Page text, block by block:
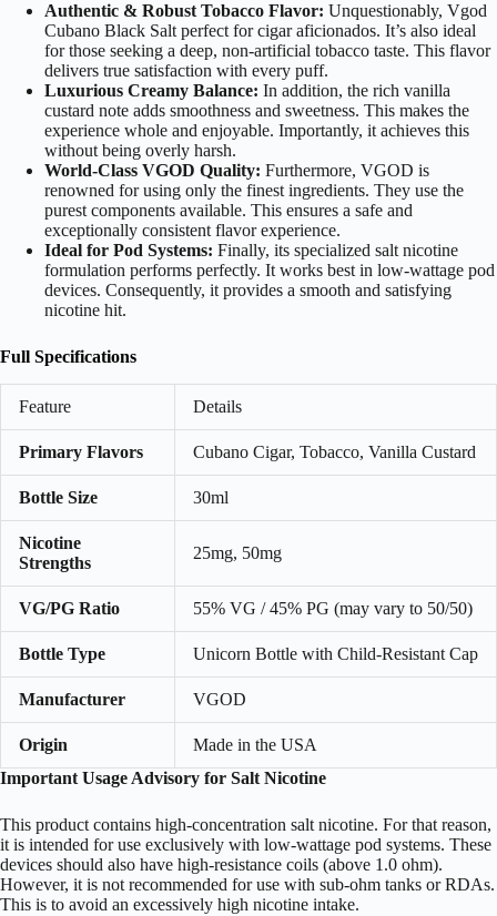
Authentic & Robust Tobacco Flavor: Unquestionably, Vgod
Cubano Black Salt perfect for cigar aficionados. It’s also ideal
for those seeking a deep, non-artificial tobacco taste. This flavor
delivers true satisfaction with every puff.
Luxurious Creamy Balance: In addition, the rich vanilla
custard note adds smoothness and sweetness. This makes the
experience whole and enjoyable. Importantly, it achieves this
without being overly harsh.
World-Class VGOD Quality: Furthermore, VGOD is
renowned for using only the finest ingredients. They use the
purest components available. This ensures a safe and
exceptionally consistent flavor experience.
Ideal for Pod Systems: Finally, its specialized salt nicotine
formulation performs perfectly. It works best in low-wattage pod
devices. Consequently, it provides a smooth and satisfying
nicotine hit.
Full Specifications
Feature Details
Primary Flavors Cubano Cigar, Tobacco, Vanilla Custard
Bottle Size 30ml
Nicotine
Strengths
25mg, 50mg
VG/PG Ratio 55% VG / 45% PG (may vary to 50/50)
Bottle Type Unicorn Bottle with Child-Resistant Cap
Manufacturer VGOD
Origin
Made in the USA
Important Usage Advisory for Salt Nicotine
This product contains high-concentration salt nicotine. For that reason,
it is intended for use exclusively with low-wattage pod systems. These
devices should also have high-resistance coils (above 1.0 ohm).
However, it is not recommended for use with sub-ohm tanks or RDAs.
This is to avoid an excessively high nicotine intake.